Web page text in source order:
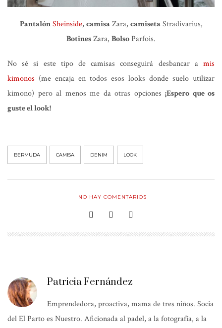
Pantalón Sheinside, camisa Zara, camiseta Stradivarius,
BotinesZara, BolsoParfois.
No sé si este tipo de camisas conseguirá desbancar a mis
kimonos (me encaja en todos esos looks donde suelo utilizar
kimono) pero al menos me da otras opciones ¡Espero que os
guste el look!
BERMUDA CAMISA DENIM LOOK
NO HAY COMENTARIOS
Patricia Fernández
Emprendedora, proactiva, mama de tres niños. Socia
del El Parto es Nuestro. Aficionada al padel, a la fotografía, a la